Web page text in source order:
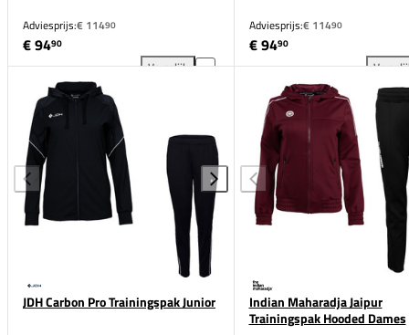
Adviesprijs:€ 11490
€ 9490
Vergelijk
Indian Maharadja Jaipur Trainingspak Hooded
Adviesprijs:€ 11490
€ 9490
JDH Carbon Pro Trainingspak Junior
Indian Maharadja Jaipur
Trainingspak Hooded Dames